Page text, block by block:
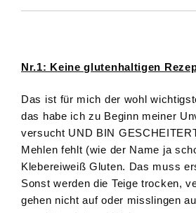
Nr.1: Keine glutenhaltigen
Das ist für mich der wohl
das habe ich zu Beginn meiner
versucht UND BIN
Mehlen fehlt (wie der Name ja
Klebereiweiß Gluten. Das muss
Sonst werden die Teige trocken,
gehen nicht auf oder misslingen